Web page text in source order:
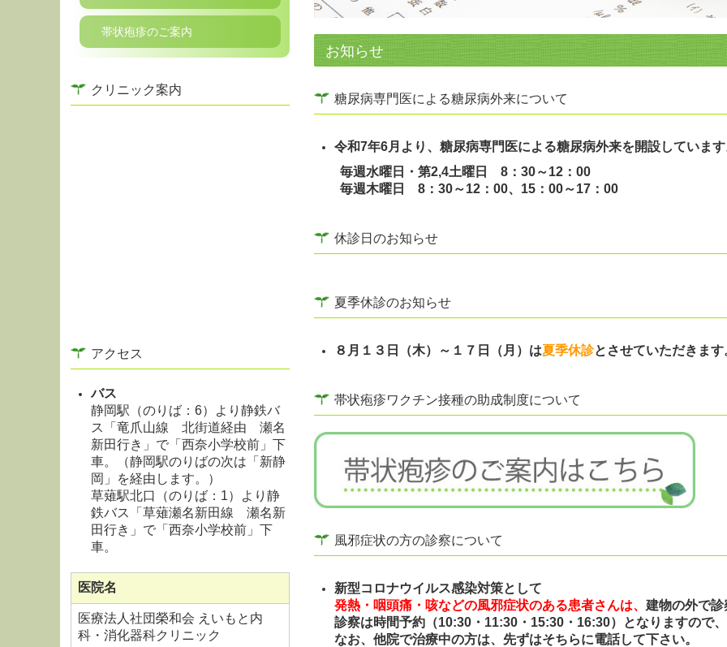
帯状疱疹のご案内
クリニック案内
アクセス
バス
静岡駅（のりば：6）より静鉄バ
ス「竜爪山線 北街道経由 瀬名
新田行き」で「西奈小学校前」下
車。（静岡駅のりばの次は「新静
岡」を経由します。）
草薙駅北口（のりば：1）より静
鉄バス「草薙瀬名新田線 瀬名新
田行き」で「西奈小学校前」下
車。
医院名
医療法人社団榮和会 えいもと内
科・消化器科クリニック
お知らせ
糖尿病専門医による糖尿病外来について
令和7年6月より、糖尿病専門医による糖尿病外来を開設していま
毎週水曜日・ 第2,4土曜日
8：30～12：00
毎週木曜日 8：30～12：00、15：00～17：00
休診日のお知らせ
夏季休診のお知らせ
８月１３日（木）～１７日（月） は夏季休診とさせていただきます
帯状疱疹ワクチン接種の助成制度について
風邪症状の方の診察について
新型コロナウイルス感染対策として
発熱・咽頭痛・咳などの風邪症状のある患者さんは、 建物の外で
診察は時間予約（10:30・11:30・15:30・16:30）となりますので
なお、他院で治療中の方は、先ずはそちらに電話して下さい。